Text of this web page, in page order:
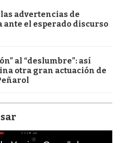
advertencias de
ante el esperado discurso
al “deslumbre”: así
otra gran actuación de